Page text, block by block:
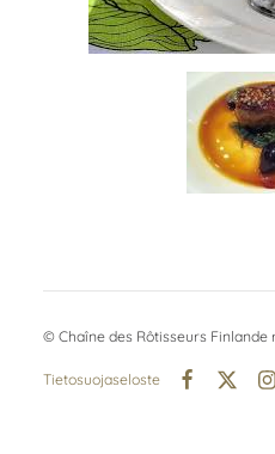
© Chaîne des Rôtisseurs Finlande
Tietosuojaseloste
Facebook
X